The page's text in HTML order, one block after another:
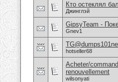
Кто остеклял
Джинглэй
GipsyTeam -
Gnev1
hotseller68
Acheter/
renouvellement
wilsonyati